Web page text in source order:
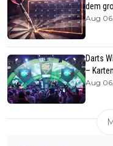
dem
Aug 06,
Darts
–
Aug